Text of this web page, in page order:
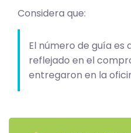
Considera que:
El número de guía es
reflejado en el
entregaron en la